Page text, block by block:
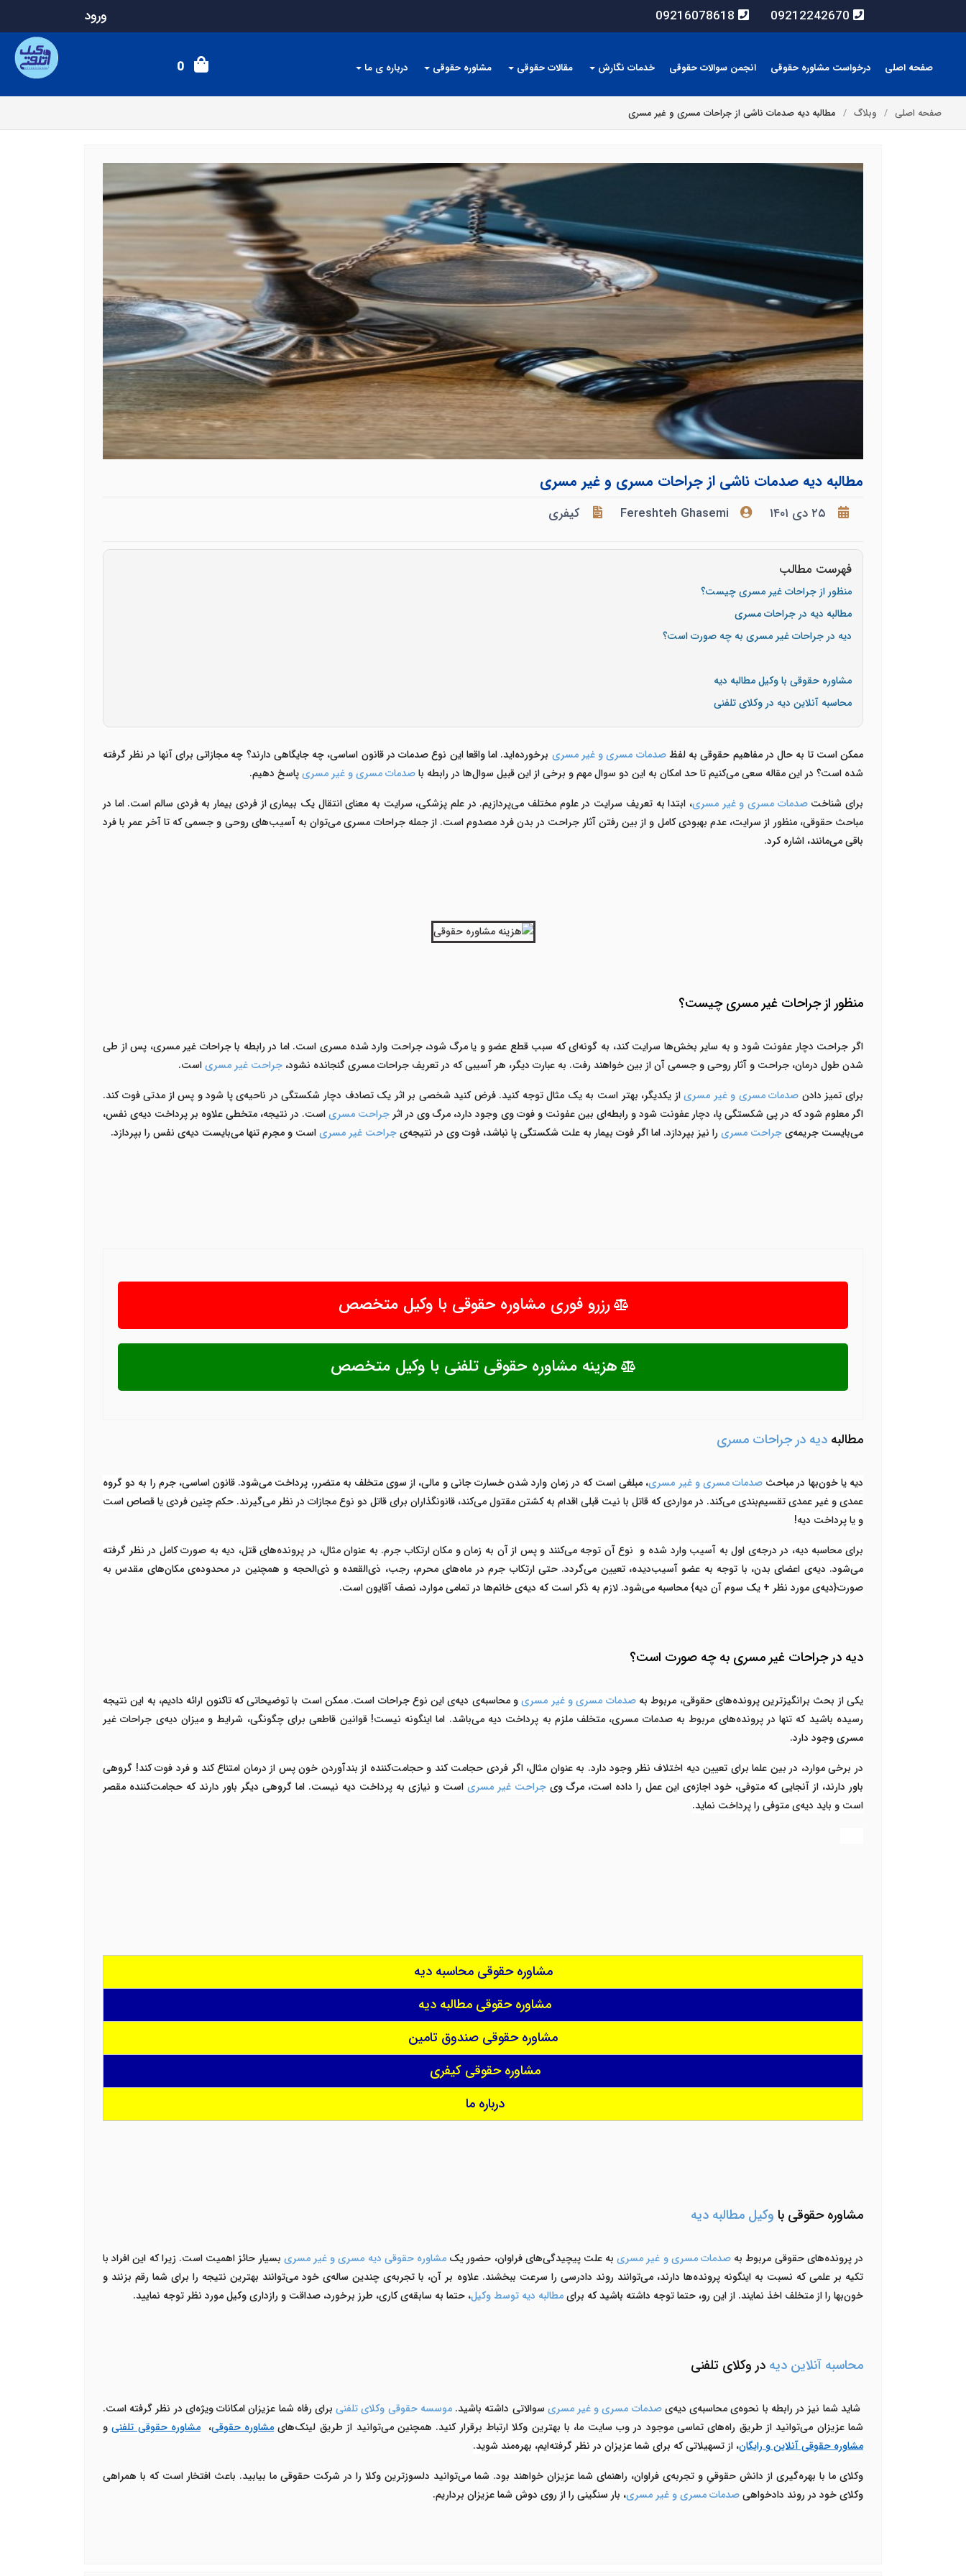
09212242670
09216078618 ورود
صفحه اصلی درخواست مشاوره حقوقی انجمن سوالات حقوقی خدمات نگارش مقالات حقوقی مشاوره حقوقی درباره ی ما 0
صفحه اصلی وبلاگ مطالبه دیه صدمات ناشی از جراحات مسری و غیر مسری
مطالبه دیه صدمات ناشی از جراحات مسری و غیر مسری
۲۵ دی ۱۴۰۱ Fereshteh Ghasemi کیفری
فهرست مطالب
منظور از جراحات غیر مسری چیست؟
مطالبه دیه در جراحات مسری
دیه در جراحات غیر مسری به چه صورت است؟
مشاوره حقوقی با وکیل مطالبه دیه
محاسبه آنلاین دیه در وکلای تلفنی
ممکن است تا به حال در مفاهیم حقوقی به لفظصدمات مسری و غیر مسری برخورده‌اید. اما واقعا این نوع صدمات در قانون اساسی، چه جایگاهی دارند؟ چه مجازاتی برای آنها در نظر گرفته
شده است؟ در این مقاله سعی می‌کنیم تا حد امکان به این دو سوال مهم و برخی از این قبیل سوال‌ها در رابطه باصدمات مسری و غیر مسریپاسخ دهیم.
برای شناختصدمات مسری و غیر مسری، ابتدا به تعریف سرایت در علوم مختلف می‌پردازیم. در علم پزشکی، سرایت به معنای انتقال یک بیماری از فردی بیمار به فردی سالم است. اما در
مباحث حقوقی، منظور از سرایت، عدم بهبودی کامل و از بین رفتن آثار جراحت در بدن فرد مصدوم است. از جمله جراحات مسری می‌توان به آسیب‌های روحی و جسمی که تا آخر عمر با فرد
باقی می‌مانند، اشاره کرد.
منظور از جراحات غیر مسری چیست؟
اگر جراحت دچار عفونت شود و به سایر بخش‌ها سرایت کند، به گونه‌ای که سبب قطع عضو و یا مرگ شود، جراحت وارد شده مسری است. اما در رابطه با جراحات غیر مسری، پس از طی
شدن طول درمان، جراحت و آثار روحی و جسمی آن از بین خواهند رفت. به عبارت دیگر، هر آسیبی که در تعریف جراحات مسری گنجانده نشود، جراحت غیر مسریاست.
برای تمیز دادن صدمات مسری و غیر مسریاز یکدیگر، بهتر است به یک مثال توجه کنید. فرض کنید شخصی بر اثر یک تصادف دچار شکستگی در ناحیه‌ی پا شود و پس از مدتی فوت کند.
اگر معلوم شود که در پی شکستگی پا، دچار عفونت شود و رابطه‌ای بین عفونت‌ و فوت وی وجود دارد، مرگ وی در اثر جراحت مسریاست. در نتیجه، متخطی علاوه بر پرداخت دیه‌ی نفس،
می‌بایست جریمه‌یجراحت مسریرا نیز بپردازد. اما اگر فوت بیمار به علت شکستگی پا نباشد، فوت وی در نتیجه‌یجراحت غیر مسریاست و مجرم تنها می‌بایست دیه‌ی نفس را بپردازد.
رزرو فوری مشاوره حقوقی با وکیل متخصص
هزینه مشاوره حقوقی تلفنی با وکیل متخصص
مطالبه دیه در جراحات مسری
دیه یا خون‌بها در مباحث صدمات مسری و غیر مسری، مبلغی است که در زمان وارد شدن خسارت جانی و مالی، از سوی متخلف به متضرر، پرداخت می‌شود. قانون اساسی، جرم را به دو گروه
عمدی و غیر عمدی تقسیم‌بندی می‌کند. در مواردی که قاتل با نیت قبلی اقدام به کشتن مقتول می‌کند، قانونگذاران برای قاتل دو نوع مجازات در نظر می‌گیرند. حکم چنین فردی یا قصاص است
و یا پرداخت دیه!
برای محاسبه دیه، در درجه‌ی اول به آسیب وارد شده و نوع آن توجه می‌کنند و پس از آن به زمان و مکان ارتکاب جرم. به عنوان مثال، در پرونده‌های قتل، دیه به صورت کامل در نظر گرفته
می‌شود. دیه‌ی اعضای بدن، با توجه به عضو آسیب‌دیده، تعیین می‌گردد. حتی ارتکاب جرم در ماه‌های محرم، رجب، ذی‌القعده و ذی‌الحجه و همچنین در محدوده‌ی مکان‌های مقدس به
صورت{دیه‌ی مورد نظر + یک سوم آن دیه} محاسبه می‌شود. لازم به ذکر است که دیه‌ی خانم‌ها در تمامی موارد، نصف آقایون است.
دیه در جراحات غیر مسری به چه صورت است؟
یکی از بحث برانگیزترین پرونده‌های حقوقی، مربوط بهصدمات مسری و غیر مسریو محاسبه‌ی دیه‌ی این نوع جراحات است. ممکن است با توضیحاتی که تاکنون ارائه دادیم، به این نتیجه
رسیده باشید که تنها در پرونده‌های مربوط به صدمات مسری، متخلف ملزم به پرداخت دیه می‌باشد. اما اینگونه نیست! قوانین قاطعی برای چگونگی، شرایط و میزان دیه‌ی جراحات غیر
مسری وجود دارد.
در برخی موارد، در بین علما برای تعیین دیه اختلاف نظر وجود دارد. به عنوان مثال، اگر فردی حجامت کند و حجامت‌کننده از بندآوردن خون پس از درمان امتناع کند و فرد فوت کند! گروهی
باور دارند، از آنجایی که متوفی، خود اجازه‌ی این عمل را داده است، مرگ وی جراحت غیر مسری است و نیازی به پرداخت دیه نیست. اما گروهی دیگر باور دارند که حجامت‌کننده مقصر
است و باید دیه‌ی متوفی را پرداخت نماید.
مشاوره حقوقی محاسبه دیه
مشاوره حقوقی مطالبه دیه
مشاوره حقوقی صندوق تامین
مشاوره حقوقی کیفری
درباره ما
مشاوره حقوقی با وکیل مطالبه دیه
در پرونده‌های حقوقی مربوط به صدمات مسری و غیر مسری به علت پیچیدگی‌های فراوان، حضور یکمشاوره حقوقی دیه مسری و غیر مسری بسیار حائز اهمیت است. زیرا که این افراد با
تکیه بر علمی که نسبت به اینگونه پرونده‌ها دارند، می‌توانند روند دادرسی را سرعت ببخشند. علاوه بر آن، با تجربه‌ی چندین ساله‌ی خود می‌توانند بهترین نتیجه را برای شما رقم بزنند و
خون‌بها را از متخلف اخذ نمایند. از این رو، حتما توجه داشته باشید که برایمطالبه دیه توسط وکیل، حتما به سابقه‌ی کاری، طرز برخورد، صداقت و رازداری وکیل مورد نظر توجه نمایید.
محاسبه آنلاین دیه در وکلای تلفنی
شاید شما نیز در رابطه با نحوه‌ی محاسبه‌ی دیه‌یصدمات مسری و غیر مسریسوالاتی داشته باشید.موسسه حقوقی وکلای تلفنیبرای رفاه شما عزیزان امکانات ویژه‌ای در نظر گرفته است.
شما عزیزان می‌توانید از طریق راه‌های تماسی موجود در وب سایت ما، با بهترین وکلا ارتباط برقرار کنید. همچنین می‌توانید از طریق لینک‌هایمشاوره حقوقی، مشاوره حقوقی تلفنیو
مشاوره حقوقی آنلاین و رایگان، از تسهیلاتی که برای شما عزیزان در نظر گرفته‌ایم، بهره‌مند شوید.
وکلای ما با بهره‌گیری از دانش حقوقیِ و تجربه‌ی فراوان، راهنمای شما عزیزان خواهند بود. شما می‌توانید دلسوزترین وکلا را در شرکت حقوقی ما بیابید. باعث افتخار است که با همراهی
وکلای خود در روند دادخواهیصدمات مسری و غیر مسری، بار سنگینی را از روی دوش شما عزیزان برداریم.